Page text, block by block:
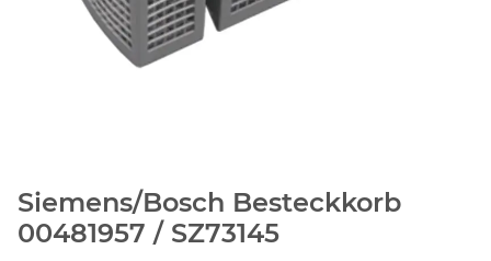
Siemens/Bosch Besteckkorb
00481957 / SZ73145